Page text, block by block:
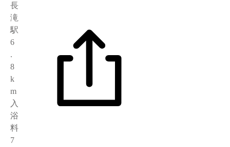
長
滝
駅
6
.
8
k
m
入
浴
料
7